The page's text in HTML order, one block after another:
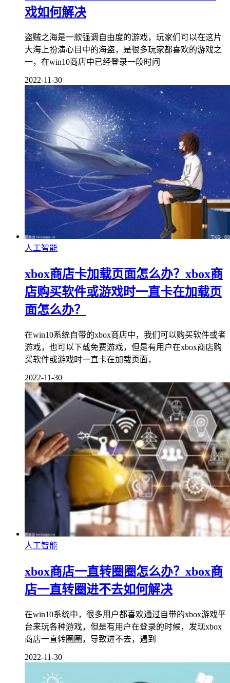
戏如何解决
盗贼之海是一款强调自由度的游戏，玩家们可以在这片
大海上扮演心目中的海盗，是很多玩家都喜欢的游戏之
一，在win10商店中已经登录一段时间
2022-11-30
人工智能
xbox商店卡加载页面怎么办？xbox商
店购买软件或游戏时一直卡在加载页
面怎么办？
在win10系统自带的xbox商店中，我们可以购买软件或者
游戏，也可以下载免费游戏，但是有用户在xbox商店购
买软件或游戏时一直卡在加载页面，
2022-11-30
人工智能
xbox商店一直转圈圈怎么办？xbox商
店一直转圈进不去如何解决
在win10系统中，很多用户都喜欢通过自带的xbox游戏平
台来玩各种游戏，但是有用户在登录的时候，发现xbox
商店一直转圈圈，导致进不去，遇到
2022-11-30